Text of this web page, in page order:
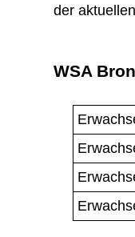
der
WSA